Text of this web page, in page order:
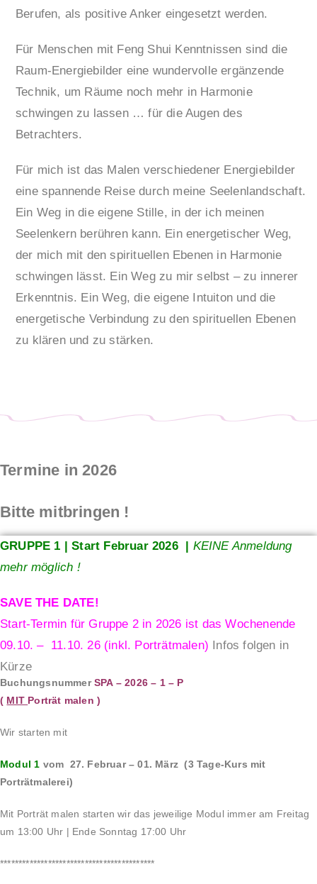
Berufen, als positive Anker eingesetzt werden.
Für Menschen mit Feng Shui Kenntnissen sind die
Raum-Energiebilder eine wundervolle ergänzende
Technik, um Räume noch mehr in Harmonie
schwingen zu lassen … für die Augen des
Betrachters.
Für mich ist das Malen verschiedener Energiebilder
eine spannende Reise durch meine Seelenlandschaft.
Ein Weg in die eigene Stille, in der ich meinen
Seelenkern berühren kann. Ein energetischer Weg,
der mich mit den spirituellen Ebenen in Harmonie
schwingen lässt. Ein Weg zu mir selbst – zu innerer
Erkenntnis. Ein Weg, die eigene Intuiton und die
energetische Verbindung zu den spirituellen Ebenen
zu klären und zu stärken.
Termine in 2026
Bitte mitbringen !
GRUPPE 1 | Start Februar 2026 | KEINE Anmeldung
mehr möglich !
SAVE THE DATE!
Start-Termin für Gruppe 2 in 2026 ist das Wochenende
09.10. – 11.10. 26 (inkl. Porträtmalen)
Infos folgen in
Kürze
Buchungsnummer SPA – 2026 – 1 – P
( MIT Porträt malen )
Wir starten mit
Modul 1 vom 27. Februar – 01. März (3 Tage-Kurs mit
Porträtmalerei)
Mit Porträt malen starten wir das jeweilige Modul immer am Freitag
um 13:00 Uhr | Ende Sonntag 17:00 Uhr
******************************************